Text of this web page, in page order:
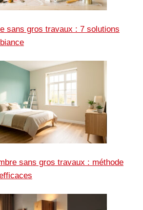
sans gros travaux : 7 solutions
sans gros travaux : méthode